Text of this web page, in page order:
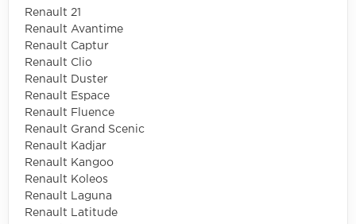
Renault 21
Renault Avantime
Renault Captur
Renault Clio
Renault Duster
Renault Espace
Renault Fluence
Renault Grand Scenic
Renault Kadjar
Renault Kangoo
Renault Koleos
Renault Laguna
Renault Latitude